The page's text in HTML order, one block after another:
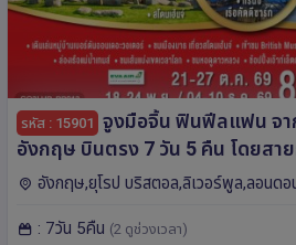
รหัส : 15901 จูงมือจิ้น ฟินฟีลแฟน จ
อังกฤษ บินตรง 7 วัน 5 คืน โดย
อังกฤษ,ยุโรป บริสตอล,ลิเวอร์พูล,ลอนด
: 7วัน 5คืน (2 ดูช่วงเวลา)